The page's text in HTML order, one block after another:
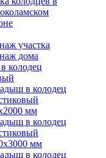
участка
дома
колодец
в колодец
мм
в колодец
мм
в колодец